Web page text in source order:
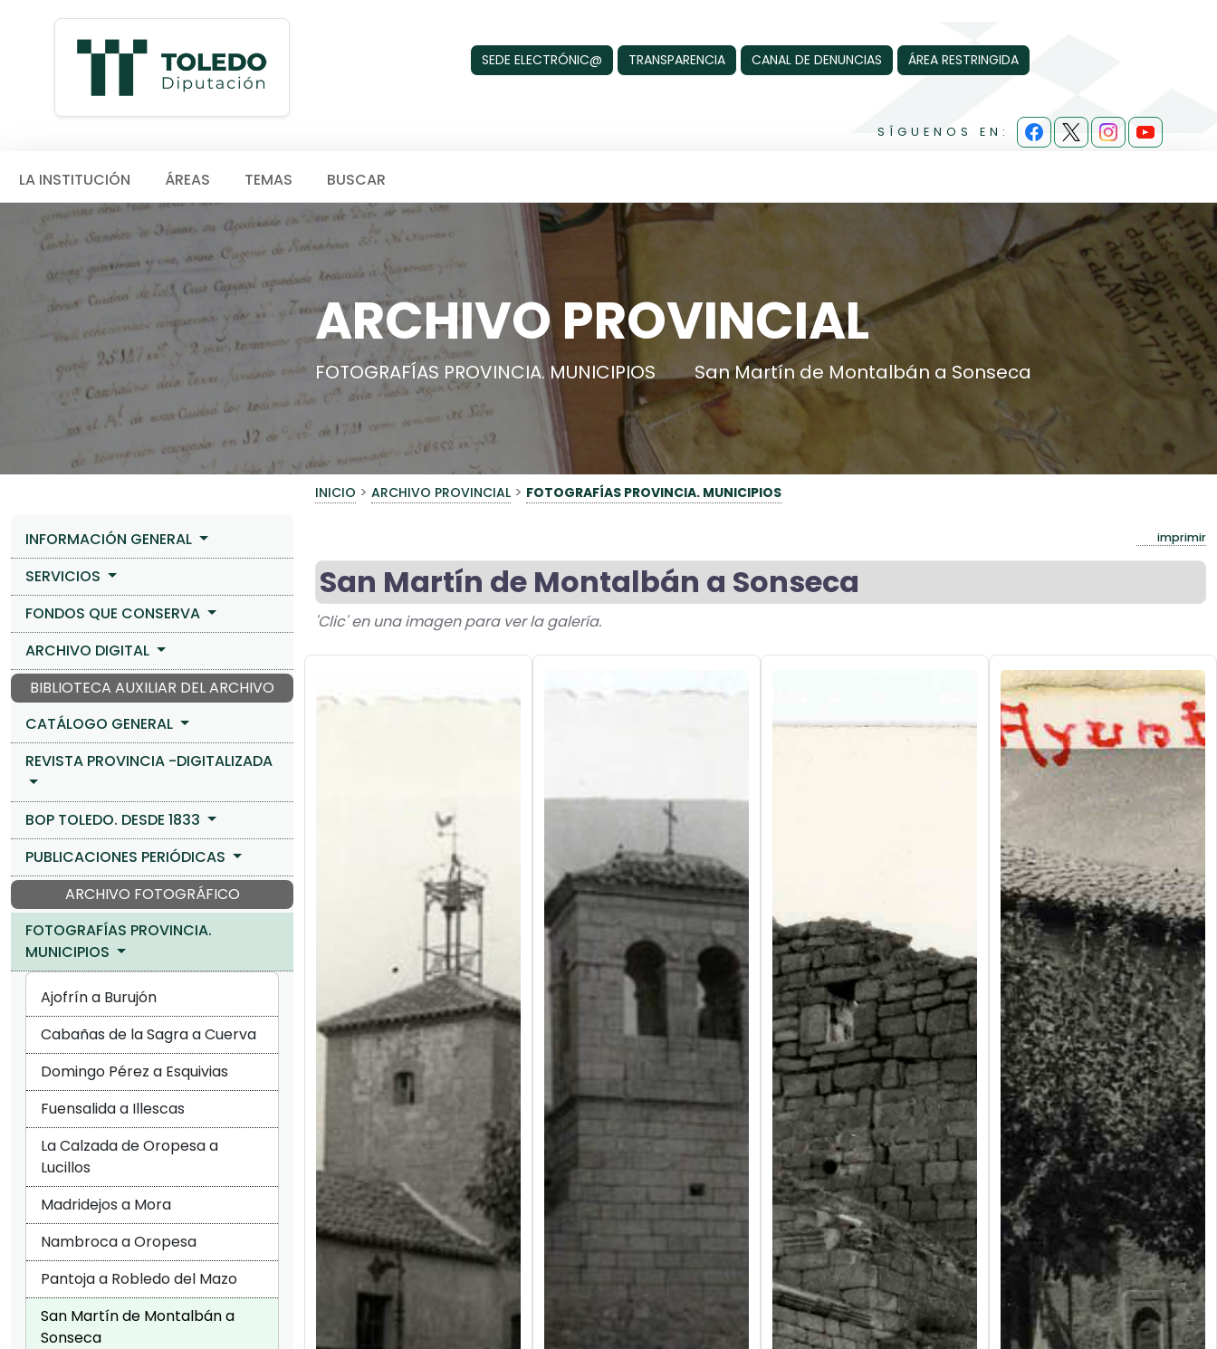
SEDE ELECTRÓNIC@ TRANSPARENCIA CANAL DE DENUNCIAS ÁREA RESTRINGIDA
SÍGUENOS EN:
LA INSTITUCIÓN ÁREAS TEMAS BUSCAR
ARCHIVO PROVINCIAL
FOTOGRAFÍAS PROVINCIA. MUNICIPIOS San Martín de Montalbán a Sonseca
INICIO > ARCHIVO PROVINCIAL > FOTOGRAFÍAS PROVINCIA. MUNICIPIOS
INFORMACIÓN GENERAL
SERVICIOS
FONDOS QUE CONSERVA
ARCHIVO DIGITAL
BIBLIOTECA AUXILIAR DEL ARCHIVO
CATÁLOGO GENERAL
REVISTA PROVINCIA -DIGITALIZADA
BOP TOLEDO. DESDE 1833
PUBLICACIONES PERIÓDICAS
ARCHIVO FOTOGRÁFICO
FOTOGRAFÍAS PROVINCIA.
MUNICIPIOS
Ajofrín a Burujón
Cabañas de la Sagra a Cuerva
Domingo Pérez a Esquivias
Fuensalida a Illescas
La Calzada de Oropesa a
Lucillos
Madridejos a Mora
Nambroca a Oropesa
Pantoja a Robledo del Mazo
San Martín de Montalbán a
Sonseca
imprimir
San Martín de Montalbán a Sonseca
'Clic' en una imagen para ver la galería.